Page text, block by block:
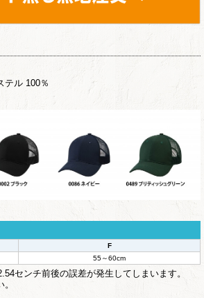
テル 100％
F
55～60cm
センチ前後の誤差が発生してしまいます。